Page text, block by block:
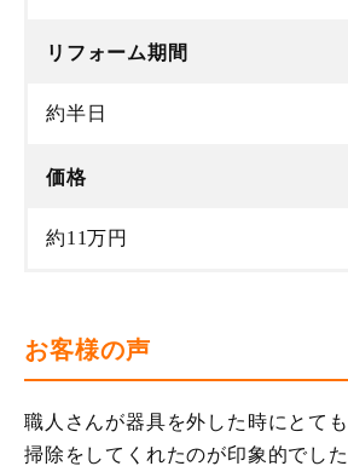
リフォーム期間
約半日
価格
約11万円
お客様の声
職人さんが器具を外した時にとて
掃除をしてくれたのが印象的でした